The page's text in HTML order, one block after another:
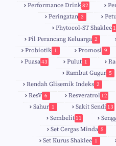
Performance Drink82
Peringatan 3
Phytocol-ST Shaklee
Pil Perancang Keluarga 2
Probiotik 1 Promosi 9
Puasa43 Pulut 1
Rambut Gugur 5
Rendah Glisemik Indeks 2
ResV 6 Resveratrol 12
Sahur 1 Sakit Sendi 13
Sembelit 11
Set Cergas Minda 5
Set Kurus Shaklee 1